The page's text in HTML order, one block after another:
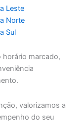
Leste
Norte
Sul
marcado,
valorizamos a
do seu